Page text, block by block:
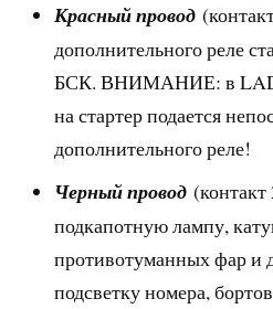
Красный провод
дополнительного реле
БСК. ВНИМАНИЕ: в
на стартер подается
дополнительного реле!
Черный провод (контакт
подкапотную лампу,
противотуманных фар и
подсветку номера,